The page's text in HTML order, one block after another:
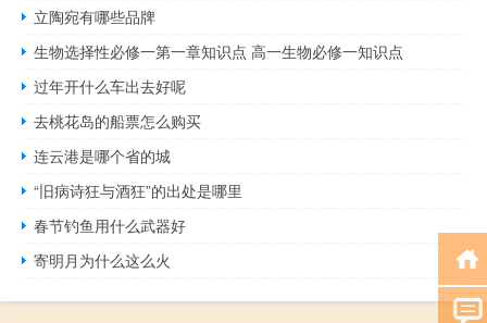
立陶宛有哪些品牌
生物选择性必修一第一章知识点 高一生物必修一知识点
过年开什么车出去好呢
去桃花岛的船票怎么购买
连云港是哪个省的城
“旧病诗狂与酒狂”的出处是哪里
春节钓鱼用什么武器好
寄明月为什么这么火